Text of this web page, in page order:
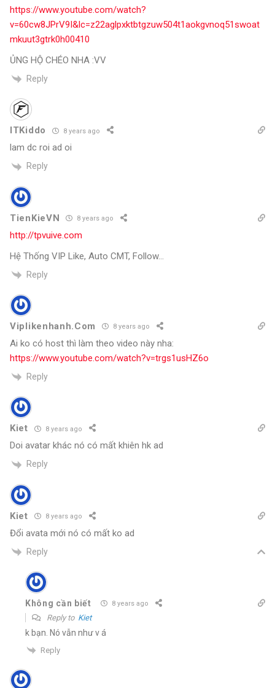
https://www.youtube.com/watch?
v=60cw8JPrV9I&lc=z22aglpxktbtgzuw504t1aokgvnoq51swoat
mkuut3gtrk0h00410
ỦNG HỘ CHÉO NHA :VV
Reply
ITKiddo 8 years ago
lam dc roi ad oi
Reply
TienKieVN 8 years ago
http://tpvuive.com
Hệ Thống VIP Like, Auto CMT, Follow…
Reply
Viplikenhanh.Com 8 years ago
Ai ko có host thì làm theo video này nha:
https://www.youtube.com/watch?v=trgs1usHZ6o
Reply
Kiet 8 years ago
Doi avatar khác nó có mất khiên hk ad
Reply
Kiet 8 years ago
Đổi avata mới nó có mất ko ad
Reply
Không cần biết 8 years ago
Reply to Kiet
k bạn. Nó vẫn như v á
Reply